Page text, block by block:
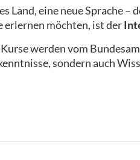
Land, eine neue Sprache
erlernen möchten, ist der
werden vom
sondern auch